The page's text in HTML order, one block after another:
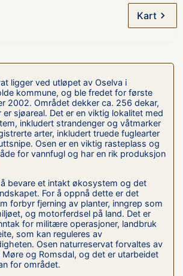
Kart
ligger ved utløpet av Oselva i
kommune, og ble fredet for første
2002. Området dekker ca. 256 dekar,
er sjøareal. Det er en viktig lokalitet med
inkludert strandenger og våtmarker
arter, inkludert truede fuglearter
Osen er en viktig rasteplass og
for vannfugl og har en rik produksjon
bevare et intakt økosystem og det
For å oppnå dette er det
forbyr fjerning av planter, inngrep som
og motorferdsel på land. Det er
for militære operasjoner, landbruk
som kan reguleres av
Osen naturreservat forvaltes av
og Romsdal, og det er utarbeidet
for området.